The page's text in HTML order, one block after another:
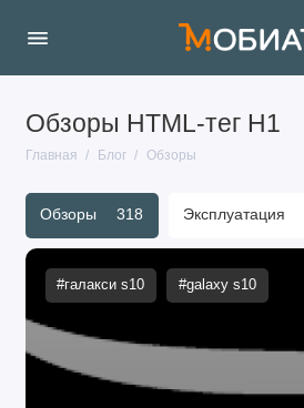
Обзоры HTML-тег H1
Главная Блог Обзоры
Обзоры 318 Эксплуатация
#галакси s10 #galaxy s10